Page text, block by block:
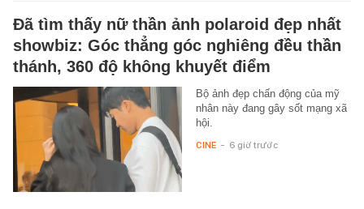
Đã tìm thấy nữ thần ảnh polaroid đẹp nhất
showbiz: Góc thẳng góc nghiêng đều thần
thánh, 360 độ không khuyết điểm
Bộ ảnh đẹp chấn động của mỹ
nhân này đang gây sốt mạng xã
hội.
CINE - 6 giờ trước